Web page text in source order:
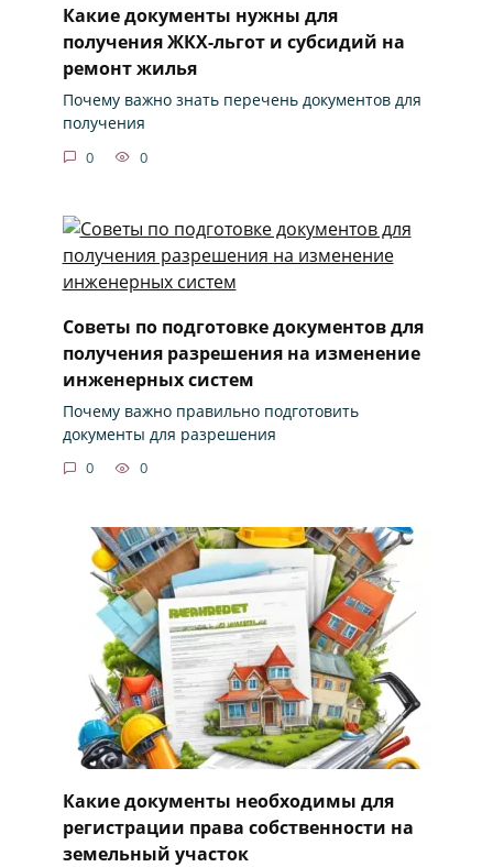
Какие документы нужны для
получения ЖКХ-льгот и субсидий на
ремонт жилья
Почему важно знать перечень документов для
получения
0 0
Советы по подготовке документов для
получения разрешения на изменение
инженерных систем
Почему важно правильно подготовить
документы для разрешения
0 0
Какие документы необходимы для
регистрации права собственности на
земельный участок